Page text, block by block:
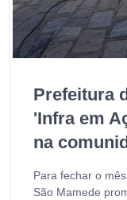
Prefeitura
'Infra em
na
Para fechar o
São Mamede